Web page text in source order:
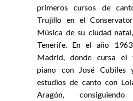
primeros cursos de
Trujillo en el
Música de su ciudad
Tenerife. En el año
Madrid, donde cursa el
piano con José Cubiles
estudios de canto con
Aragón,